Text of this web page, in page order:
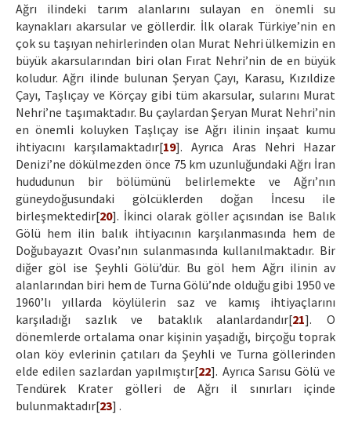
Ağrı ilindeki tarım alanlarını sulayan en önemli su
kaynakları akarsular ve göllerdir. İlk olarak Türkiye’nin en
çok su taşıyan nehirlerinden olan Murat Nehri ülkemizin en
büyük akarsularından biri olan Fırat Nehri’nin de en büyük
koludur. Ağrı ilinde bulunan Şeryan Çayı, Karasu, Kızıldize
Çayı, Taşlıçay ve Körçay gibi tüm akarsular, sularını Murat
Nehri’ne taşımaktadır. Bu çaylardan Şeryan Murat Nehri’nin
en önemli koluyken Taşlıçay ise Ağrı ilinin inşaat kumu
ihtiyacını karşılamaktadır[19]. Ayrıca Aras Nehri Hazar
Denizi’ne dökülmezden önce 75 km uzunluğundaki Ağrı İran
hududunun bir bölümünü belirlemekte ve Ağrı’nın
güneydoğusundaki gölcüklerden doğan İncesu ile
birleşmektedir[20]. İkinci olarak göller açısından ise Balık
Gölü hem ilin balık ihtiyacının karşılanmasında hem de
Doğubayazıt Ovası’nın sulanmasında kullanılmaktadır. Bir
diğer göl ise Şeyhli Gölü’dür. Bu göl hem Ağrı ilinin av
alanlarından biri hem de Turna Gölü’nde olduğu gibi 1950 ve
1960’lı yıllarda köylülerin saz ve kamış ihtiyaçlarını
karşıladığı sazlık ve bataklık alanlardandır[21]. O
dönemlerde ortalama onar kişinin yaşadığı, birçoğu toprak
olan köy evlerinin çatıları da Şeyhli ve Turna göllerinden
elde edilen sazlardan yapılmıştır[22]. Ayrıca Sarısu Gölü ve
Tendürek Krater gölleri de Ağrı il sınırları içinde
bulunmaktadır[23] .